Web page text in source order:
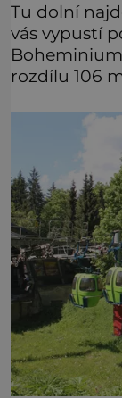
Tu dolní
vás vypustí
rozdílu 106